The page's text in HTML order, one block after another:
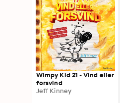
Wimpy Kid 21 - Vind eller
forsvind
Jeff Kinney